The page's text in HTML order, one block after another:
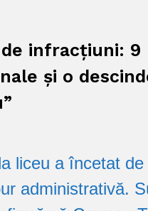
infracțiuni: 9
și o
liceu a încetat
administrativă.